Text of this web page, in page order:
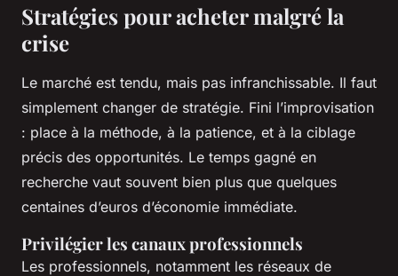
Stratégies pour acheter malgré la
crise
Le marché est tendu, mais pas infranchissable. Il faut
simplement changer de stratégie. Fini l’improvisation
: place à la méthode, à la patience, et à la ciblage
précis des opportunités. Le temps gagné en
recherche vaut souvent bien plus que quelques
centaines d’euros d’économie immédiate.
Privilégier les canaux professionnels
Les professionnels, notamment les réseaux de